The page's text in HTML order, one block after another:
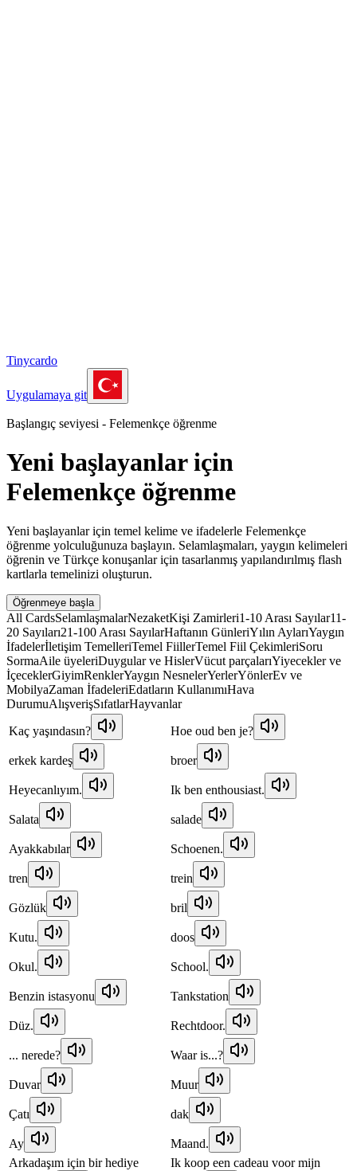
Tinycardo
Uygulamaya git
Başlangıç seviyesi - Felemenkçe öğrenme
Yeni başlayanlar için
Felemenkçe öğrenme
Yeni başlayanlar için temel kelime ve ifadelerle Felemenkçe
öğrenme yolculuğunuza başlayın. Selamlaşmaları, yaygın kelimeleri
öğrenin ve Türkçe konuşanlar için tasarlanmış yapılandırılmış flash
kartlarla temelinizi oluşturun.
Öğrenmeye başla
All CardsSelamlaşmalarNezaketKişi Zamirleri1-10 Arası Sayılar11-
20 Sayıları21-100 Arası SayılarHaftanın GünleriYılın AylarıYaygın
İfadelerİletişim TemelleriTemel FiillerTemel Fiil ÇekimleriSoru
SormaAile üyeleriDuygular ve HislerVücut parçalarıYiyecekler ve
İçeceklerGiyimRenklerYaygın NesnelerYerlerYönlerEv ve
MobilyaZaman İfadeleriEdatların KullanımıHava
DurumuAlışverişSıfatlarHayvanlar
Kaç yaşındasın?
Hoe oud ben je?
erkek kardeş broer
Heyecanlıyım. Ik ben enthousiast.
Salata salade
Ayakkabılar Schoenen.
tren trein
Gözlük bril
Kutu. doos
Okul. School.
Benzin istasyonu Tankstation
Düz. Rechtdoor.
... nerede? Waar is...?
Duvar Muur
Çatı dak
Ay
Maand.
Arkadaşım için bir hediye
Ik koop een cadeau voor mijn